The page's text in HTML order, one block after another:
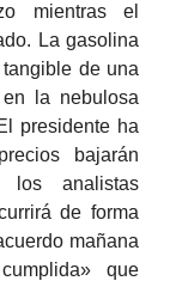
mientras el
La gasolina
de una
la nebulosa
presidente ha
bajarán
los analistas
de forma
mañana
que